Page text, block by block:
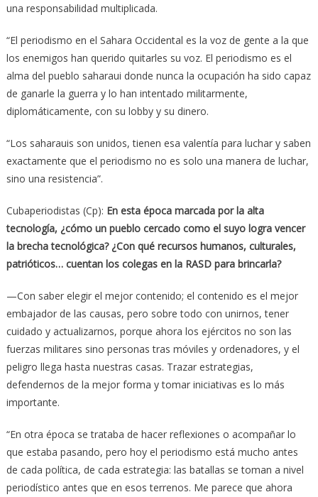
una responsabilidad multiplicada.
“El periodismo en el Sahara Occidental es la voz de gente a la que
los enemigos han querido quitarles su voz. El periodismo es el
alma del pueblo saharaui donde nunca la ocupación ha sido capaz
de ganarle la guerra y lo han intentado militarmente,
diplomáticamente, con su lobby y su dinero.
“Los saharauis son unidos, tienen esa valentía para luchar y saben
exactamente que el periodismo no es solo una manera de luchar,
sino una resistencia”.
Cubaperiodistas (Cp): En esta época marcada por la alta
tecnología, ¿cómo un pueblo cercado como el suyo logra vencer
la brecha tecnológica? ¿Con qué recursos humanos, culturales,
patrióticos… cuentan los colegas en la RASD para brincarla?
—Con saber elegir el mejor contenido; el contenido es el mejor
embajador de las causas, pero sobre todo con unirnos, tener
cuidado y actualizarnos, porque ahora los ejércitos no son las
fuerzas militares sino personas tras móviles y ordenadores, y el
peligro llega hasta nuestras casas. Trazar estrategias,
defendernos de la mejor forma y tomar iniciativas es lo más
importante.
“En otra época se trataba de hacer reflexiones o acompañar lo
que estaba pasando, pero hoy el periodismo está mucho antes
de cada política, de cada estrategia: las batallas se toman a nivel
periodístico antes que en esos terrenos. Me parece que ahora